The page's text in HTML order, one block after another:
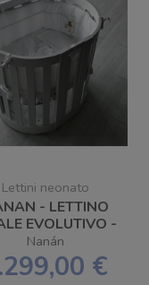
Lettini neonato
- LETTINO
EVOLUTIVO -
SPEDIZIONE
GRATUITA
Nanán
€